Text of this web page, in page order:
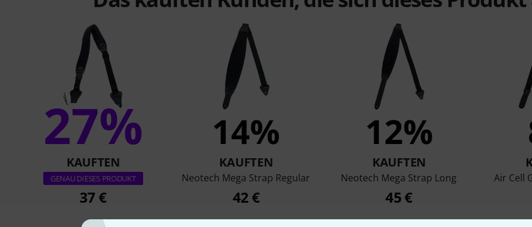
27%
KAUFTEN
GENAU DIESES PRODUKT
37 €
14%
KAUFTEN
Neotech Mega Strap Regular
42 €
12%
KAUFTEN
Neotech Mega Strap Long
45 €
Air Cell